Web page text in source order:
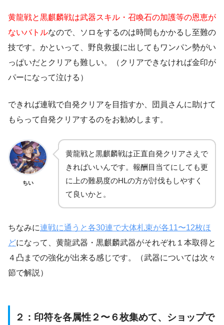
黄龍戦と黒麒麟戦は武器スキル・召喚石の加護等の恩恵が
ないバトルなので、ソロをするのは時間もかかるし至難の
技です。かといって、野良救援に出してもワンパン勢がい
っぱいだとクリアも難しい。（クリアできなければ金印が
パーになって泣ける）
できれば連戦で自発クリアを目指すか、団員さんに助けて
もらって自発クリアするのをお勧めします。
ちい
黄龍戦と黒麒麟戦は正直自発クリアさえで
きればいいんです。報酬目当てにしても更
に上の難易度のHLの方が討伐もしやすく
て良いかと。
ちなみに連戦に通うと各30連で大体札束が各11〜12枚ほ
どになって、黄龍武器・黒麒麟武器がそれぞれ１本取得と
４凸までの強化が出来る感じです。（武器については次々
節で解説）
２：印符を各属性２〜６枚集めて、ショップで